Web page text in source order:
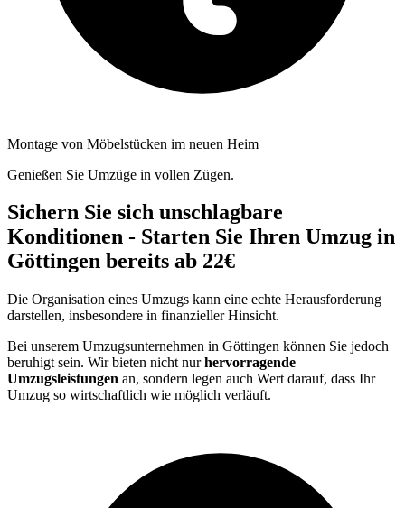
Montage von Möbelstücken im neuen Heim
Genießen Sie Umzüge in vollen Zügen.
Sichern Sie sich unschlagbare
Konditionen - Starten Sie Ihren Umzug in
Göttingen bereits ab 22€
Die Organisation eines Umzugs kann eine echte Herausforderung
darstellen, insbesondere in finanzieller Hinsicht.
Bei unserem Umzugsunternehmen in Göttingen können Sie jedoch
beruhigt sein. Wir bieten nicht nurhervorragende
Umzugsleistungen an, sondern legen auch Wert darauf, dass Ihr
Umzug so wirtschaftlich wie möglich verläuft.